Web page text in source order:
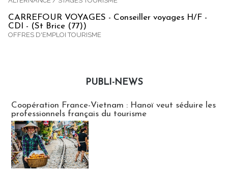
CARREFOUR VOYAGES - Conseiller voyages H/F -
CDI - (St Brice (77))
OFFRES D'EMPLOI TOURISME
PUBLI-NEWS
Coopération France-Vietnam : Hanoï veut séduire les
professionnels français du tourisme